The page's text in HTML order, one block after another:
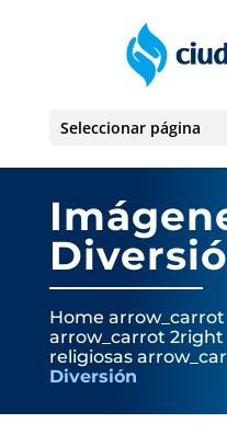
Seleccionar página
Home
arrow_carrot 2right
religiosas
Diversión